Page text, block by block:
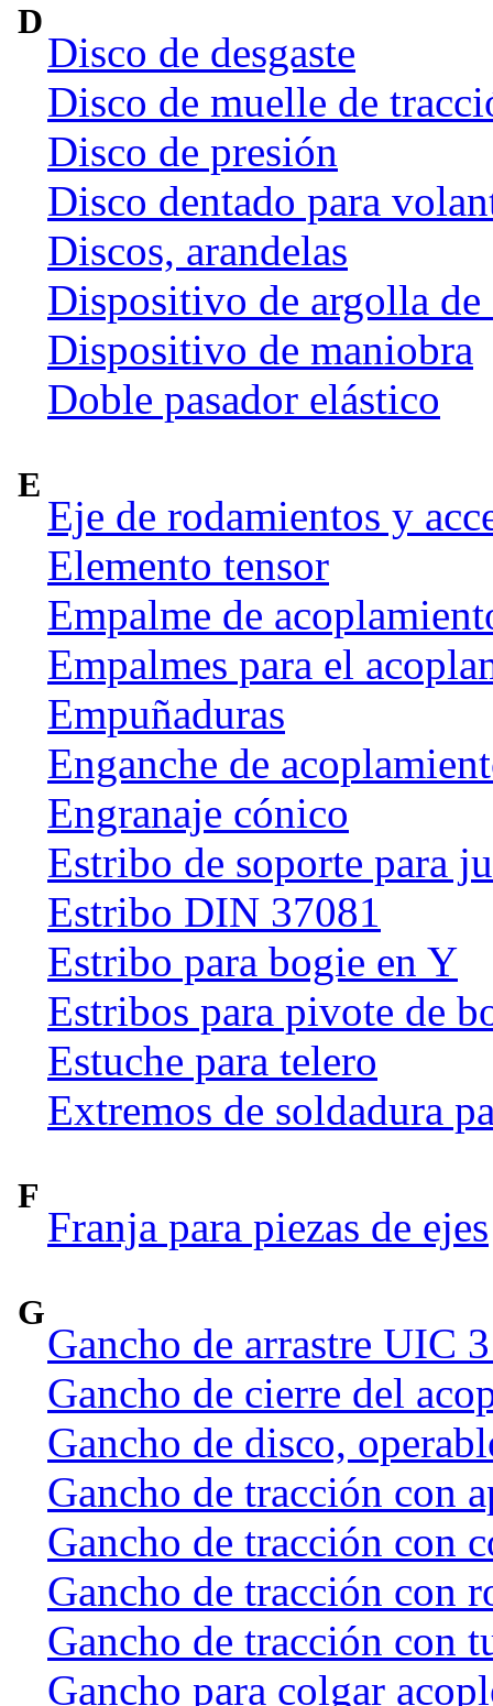
D
Disco de desgaste
Disco de muelle de
Disco de presión
Disco dentado para
Discos, arandelas
Dispositivo de argolla de
Dispositivo de maniobra
Doble pasador elástico
E
Eje de rodamientos y
Elemento tensor
Empalme de
Empalmes para el
Empuñaduras
Enganche de
Engranaje cónico
Estribo de soporte para
Estribo DIN 37081
Estribo para bogie en Y
Estribos para pivote de
Estuche para telero
Extremos de soldadura
F
Franja para piezas de ejes
G
Gancho de arrastre UIC
Gancho de cierre del
Gancho de disco,
Gancho de tracción con
Gancho de tracción con
Gancho de tracción con
Gancho de tracción con
Gancho para colgar